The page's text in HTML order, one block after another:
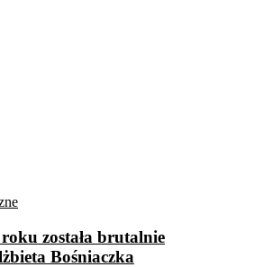
została brutalnie
Bośniaczka